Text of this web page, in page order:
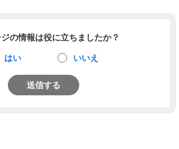
の情報は役に立ちましたか？
はい いいえ
送信する